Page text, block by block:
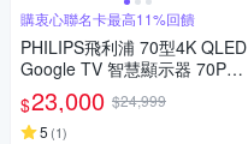
購衷心聯名卡最高11%回饋
PHILIPS飛利浦 70型4K QLED
Google TV 智慧顯示器 70PQT
8169
$23,000 $24,999
5 (1)